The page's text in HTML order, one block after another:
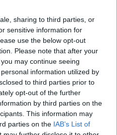
sharing to third parties, or
sensitive information for
use the below opt-out
Please note that after your
may continue seeing
information utilized by
to third parties prior to
opt-out of the further
by third parties on the
This information may
parties on the IAB’s List of
irányítsuk.
nagy kihívást
és
célja, hogy itt
is alternatívát
a frissen nyílt
befogadó
előadásokat
a Budaörsi
közösen állítjuk
szélesebb